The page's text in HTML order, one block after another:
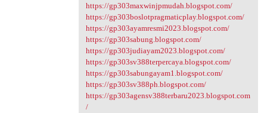
https://gp303maxwinjpmudah.blogspot.com/
https://gp303boslotpragmaticplay.blogspot.com/
https://gp303ayamresmi2023.blogspot.com/
https://gp303sabung.blogspot.com/
https://gp303judiayam2023.blogspot.com/
https://gp303sv388terpercaya.blogspot.com/
https://gp303sabungayam1.blogspot.com/
https://gp303sv388ph.blogspot.com/
https://gp303agensv388terbaru2023.blogspot.com
/